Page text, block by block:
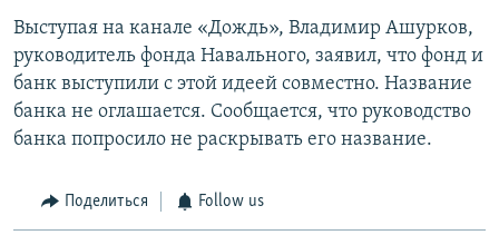
Выступая на канале «Дождь», Владимир Ашурков,
руководитель фонда Навального, заявил, что фонд и
банк выступили с этой идеей совместно. Название
банка не оглашается. Сообщается, что руководство
банка попросило не раскрывать его название.
Поделиться Follow us